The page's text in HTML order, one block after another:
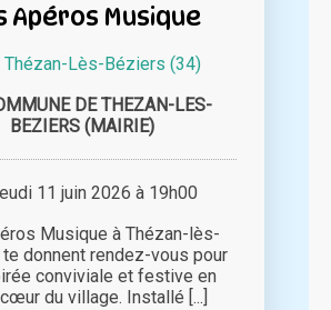
Apéros Musique
Thézan-Lès-Béziers (34)
DE THEZAN-LES-
BEZIERS (MAIRIE)
11 juin 2026 à 19h00
Musique à Thézan-lès-
donnent rendez-vous pour
conviviale et festive en
du village. Installé [...]